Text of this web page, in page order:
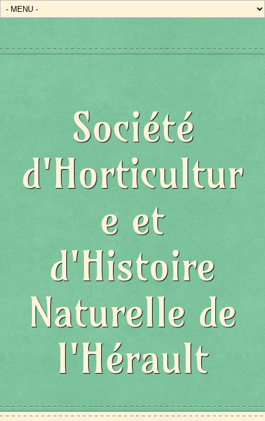
Société
d'Horticultur
e et
d'Histoire
Naturelle de
l'Hérault